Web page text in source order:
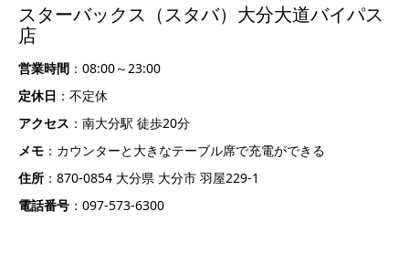
スターバックス（スタバ）大分大道バイパス
店
営業時間 ：08:00～23:00
定休日 ：不定休
アクセス ：南大分駅 徒歩20分
メモ ：カウンターと大きなテーブル席で充電ができる
住所 ：870-0854 大分県 大分市 羽屋229-1
電話番号 ：097-573-6300